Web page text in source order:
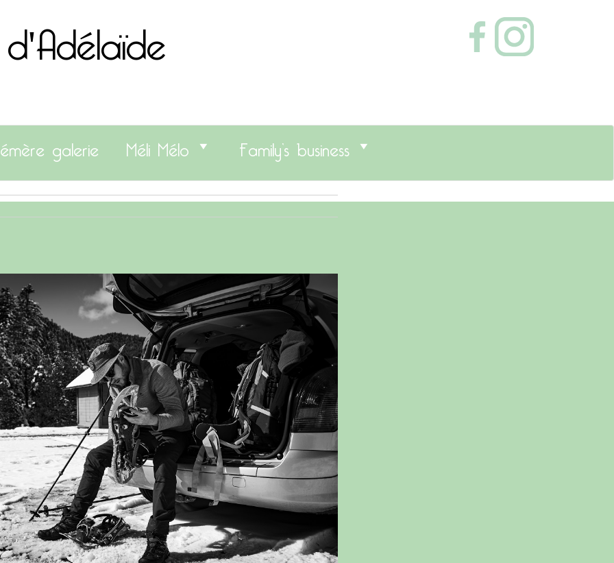
galerie Méli Mélo Family’s business